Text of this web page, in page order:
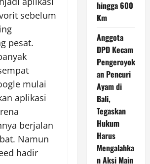
sebelum
pesat.
mulai
aplikasi
berjalan
Namun
hadir
hingga 600
Km
Anggota
DPD Kecam
Pengeroyok
an Pencuri
Ayam di
Bali,
Tegaskan
Hukum
Harus
Mengalahka
n Aksi Main